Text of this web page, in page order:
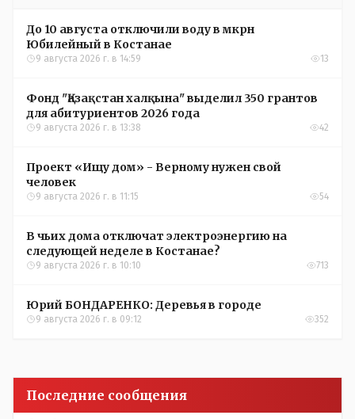
До 10 августа отключили воду в мкрн
Юбилейный в Костанае
9 августа 2026 г. в 14:59 13
Фонд "Қазақстан халқына" выделил 350 грантов
для абитуриентов 2026 года
9 августа 2026 г. в 13:38 42
Проект «Ищу дом» - Верному нужен свой
человек
9 августа 2026 г. в 11:15 54
В чьих дома отключат электроэнергию на
следующей неделе в Костанае?
9 августа 2026 г. в 10:10 713
Юрий БОНДАРЕНКО: Деревья в городе
9 августа 2026 г. в 09:12 352
Последние сообщения